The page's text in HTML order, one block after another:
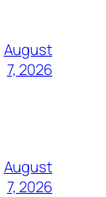
August
7, 2026
August
7, 2026